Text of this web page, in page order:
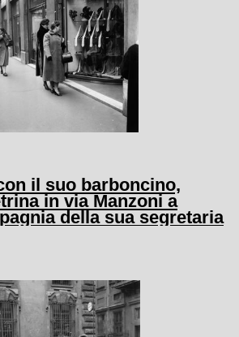
il suo barboncino,
in via Manzoni a
della sua segretaria